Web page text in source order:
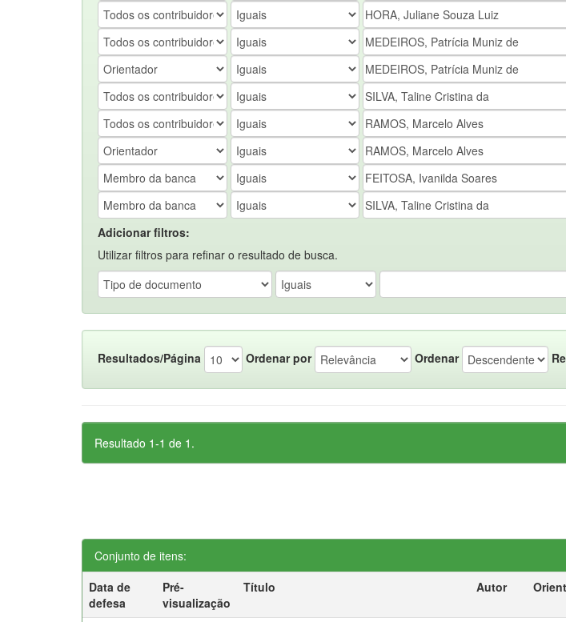
Adicionar filtros:
Utilizar filtros para refinar o resultado de busca.
Resultados/Página Ordenar por Ordenar
Resultado 1-1 de 1.
Conjunto de itens:
Data de
defesa
Pré-
visualização
Título Autor